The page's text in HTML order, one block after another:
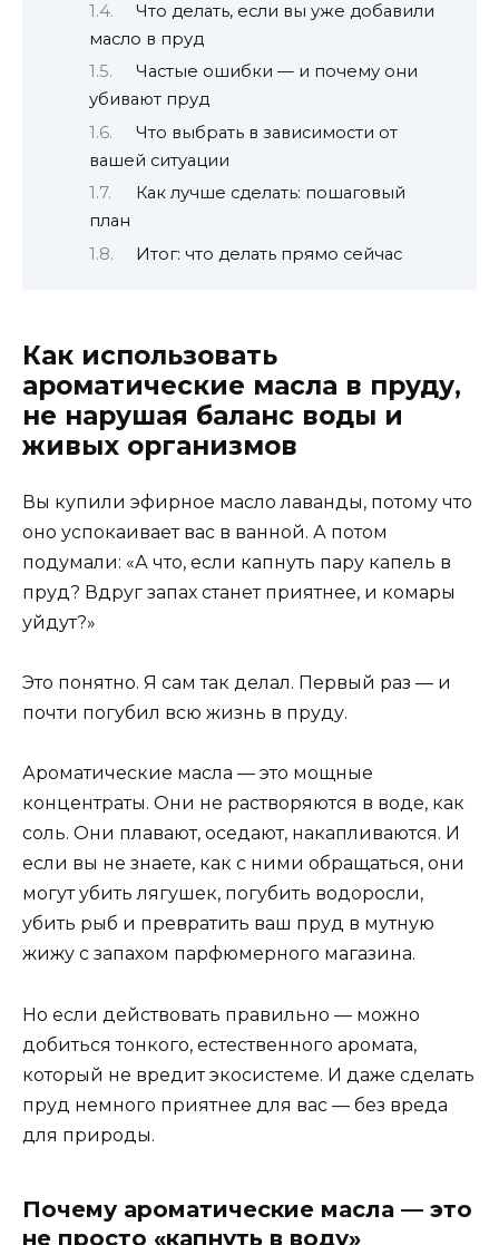
Что делать, если вы уже добавили
масло в пруд
Частые ошибки — и почему они
убивают пруд
Что выбрать в зависимости от
вашей ситуации
Как лучше сделать: пошаговый
план
Итог: что делать прямо сейчас
Как использовать
ароматические масла в пруду,
не нарушая баланс воды и
живых организмов
Вы купили эфирное масло лаванды, потому что
оно успокаивает вас в ванной. А потом
подумали: «А что, если капнуть пару капель в
пруд? Вдруг запах станет приятнее, и комары
уйдут?»
Это понятно. Я сам так делал. Первый раз — и
почти погубил всю жизнь в пруду.
Ароматические масла — это мощные
концентраты. Они не растворяются в воде, как
соль. Они плавают, оседают, накапливаются. И
если вы не знаете, как с ними обращаться, они
могут убить лягушек, погубить водоросли,
убить рыб и превратить ваш пруд в мутную
жижу с запахом парфюмерного магазина.
Но если действовать правильно — можно
добиться тонкого, естественного аромата,
который не вредит экосистеме. И даже сделать
пруд немного приятнее для вас — без вреда
для природы.
Почему ароматические масла — это
не просто «капнуть в воду»